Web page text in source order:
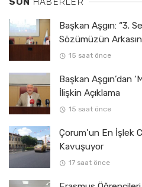
Başkan Aşgın: “3.
Sözümüzün
15 saat önce
Başkan Aşgın’dan
İlişkin Açıklama
15 saat önce
Çorum’un En İşlek
Kavuşuyor
17 saat önce